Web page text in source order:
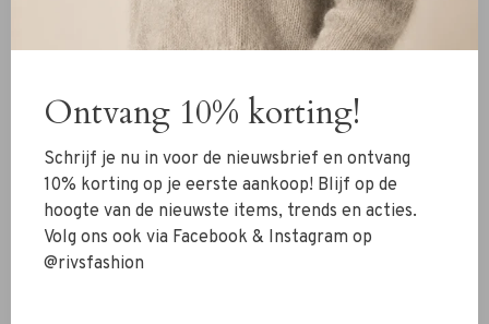
Kleding
Sieraden
Accessoires
SALE
RIVS Store
Ontvang 10% korting!
Schrijf je nu in voor de nieuwsbrief en ontvang
10% korting op je eerste aankoop! Blijf op de
hoogte van de nieuwste items, trends en acties.
Volg ons ook via Facebook & Instagram op
@rivsfashion